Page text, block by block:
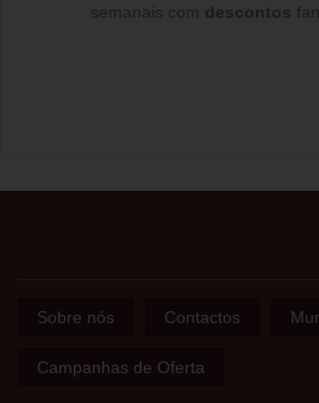
semanais com descontos
Sobre nós Contactos
Campanhas de Oferta